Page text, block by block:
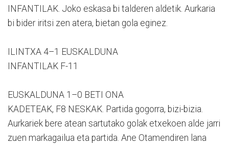
INFANTILAK. Joko eskasa bi talderen aldetik. Aurkaria
bi bider iritsi zen atera, bietan gola eginez.
ILINTXA 4–1 EUSKALDUNA
INFANTILAK F-11
EUSKALDUNA 1–0 BETI ONA
KADETEAK, F8 NESKAK. Partida gogorra, bizi-bizia.
Aurkariek bere atean sartutako golak etxekoen alde jarri
zuen markagailua eta partida. Ane Otamendiren lana